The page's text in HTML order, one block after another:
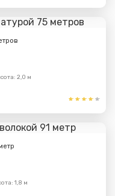
2,0 м
1,8 м